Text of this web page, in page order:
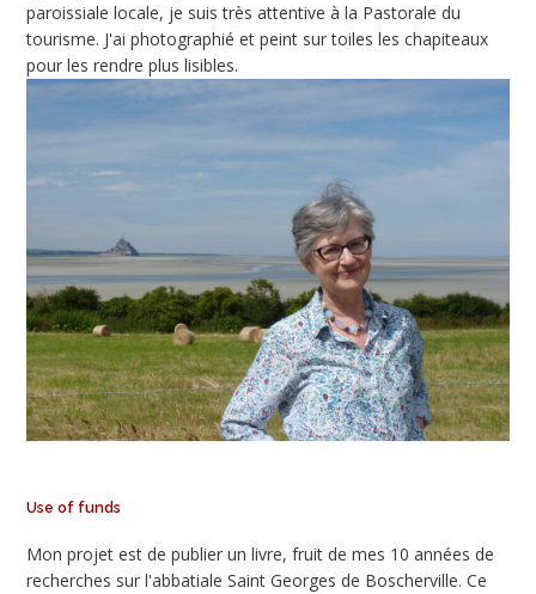
paroissiale locale, je suis très attentive à la Pastorale du
tourisme. J'ai photographié et peint sur toiles les chapiteaux
pour les rendre plus lisibles.
Use of funds
Mon projet est de publier un livre, fruit de mes 10 années de
recherches sur l'abbatiale Saint Georges de Boscherville. Ce